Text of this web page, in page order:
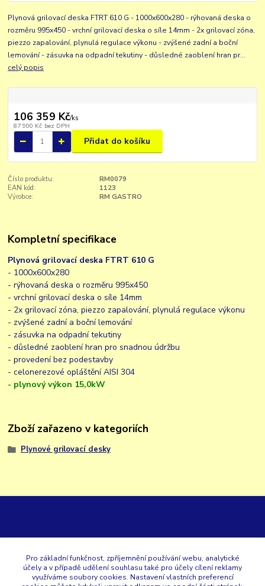
Plynová grilovací deska FTRT 610 G - 1000x600x280 - rýhovaná deska o
rozměru 995x450 - vrchní grilovací deska o síle 14mm - 2x grilovací zóna,
piezzo zapalování, plynulá regulace výkonu - zvýšené zadní a boční
lemování - zásuvka na odpadní tekutiny - důsledné zaoblení hran pr...
celý popis
106 359 Kč/ks
87 900 Kč bez DPH
Přidat do košíku
Číslo produktu:
RM0079
EAN kód:
1123
Výrobce:
RM GASTRO
Kompletní specifikace
Plynová grilovací deska FTRT 610 G
- 1000x600x280
- rýhovaná deska o rozměru 995x450
- vrchní grilovací deska o síle 14mm
- 2x grilovací zóna, piezzo zapalování, plynulá regulace výkonu
- zvýšené zadní a boční lemování
- zásuvka na odpadní tekutiny
- důsledné zaoblení hran pro snadnou údržbu
- provedení bez podestavby
- celonerezové opláštění AISI 304
- plynový výkon 15,0kW
Zboží zařazeno v kategoriích
Plynové grilovací desky
+420 353 567 257
Pro základní funkčnost, zpříjemnění používání webu, analytické
účely a v případě udělení souhlasu také pro účely cílení reklamy
využíváme soubory cookies. Nastavení vlastních preferencí